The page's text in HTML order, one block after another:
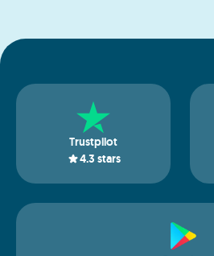
Trustpilot
4.3 stars